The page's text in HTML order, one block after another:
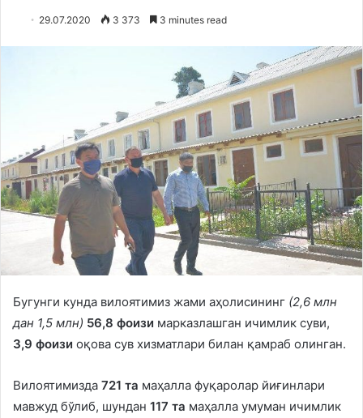
29.07.2020 3 373 3 minutes read
Бугунги кунда вилоятимиз жами аҳолисининг (2,6 млн
дан 1,5 млн) 56,8 фоизи марказлашган ичимлик суви,
3,9 фоизи оқова сув хизматлари билан қамраб олинган.
Вилоятимизда 721 та маҳалла фуқаролар йиғинлари
мавжуд бўлиб, шундан 117 та маҳалла умуман ичимлик